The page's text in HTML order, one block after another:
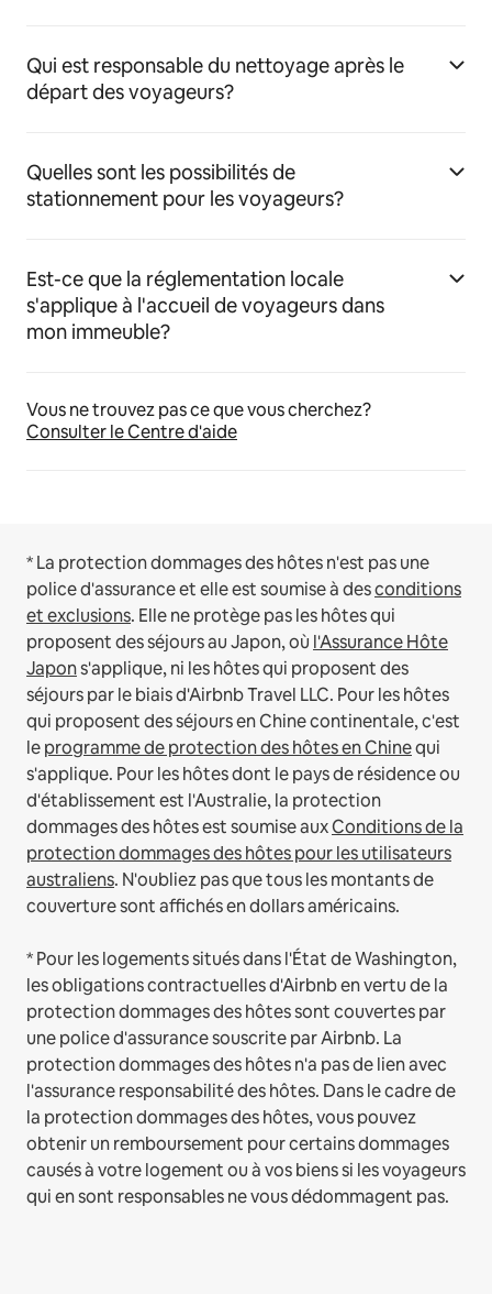
Qui est responsable du nettoyage après le
départ des voyageurs?
Quelles sont les possibilités de
stationnement pour les voyageurs?
Est-ce que la réglementation locale
s'applique à l'accueil de voyageurs dans
mon immeuble?
Vous ne trouvez pas ce que vous cherchez?
Consulter le Centre d'aide
* La protection dommages des hôtes n'est pas une
police d'assurance et elle est soumise à desconditions
et exclusions. Elle ne protège pas les hôtes qui
proposent des séjours au Japon, où l'Assurance Hôte
Japons'applique, ni les hôtes qui proposent des
séjours par le biais d'Airbnb Travel LLC. Pour les hôtes
qui proposent des séjours en Chine continentale, c'est
leprogramme de protection des hôtes en Chinequi
s'applique. Pour les hôtes dont le pays de résidence ou
d'établissement est l'Australie, la protection
dommages des hôtes est soumise auxConditions de la
protection dommages des hôtes pour les utilisateurs
australiens. N'oubliez pas que tous les montants de
couverture sont affichés en dollars américains.
* Pour les logements situés dans l'État de Washington,
les obligations contractuelles d'Airbnb en vertu de la
protection dommages des hôtes sont couvertes par
une police d'assurance souscrite par Airbnb. La
protection dommages des hôtes n'a pas de lien avec
l'assurance responsabilité des hôtes. Dans le cadre de
la protection dommages des hôtes, vous pouvez
obtenir un remboursement pour certains dommages
causés à votre logement ou à vos biens si les voyageurs
qui en sont responsables ne vous dédommagent pas.